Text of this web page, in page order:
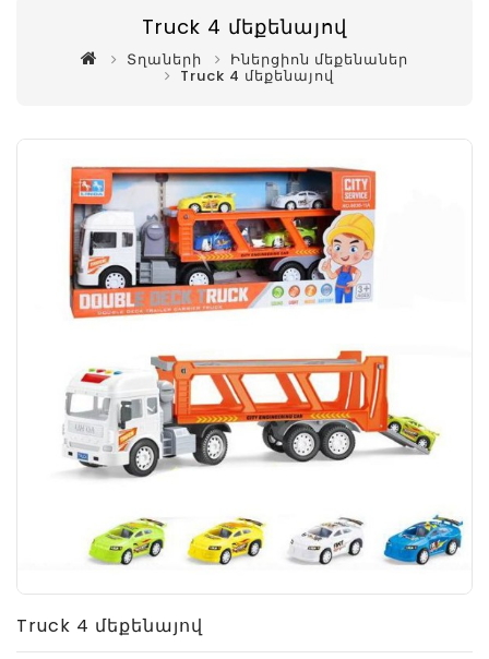
Truck 4 մեքենայով
Տղաների Իներցիոն մեքենաներ
Truck 4 մեքենայով
Truck 4 մեքենայով